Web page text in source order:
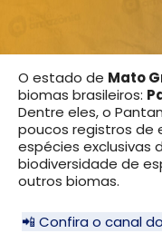
O estado de Mato
biomas brasileiros:
Dentre eles, o
poucos registros de
espécies exclusivas
biodiversidade de
outros biomas.
📲 Confira o canal